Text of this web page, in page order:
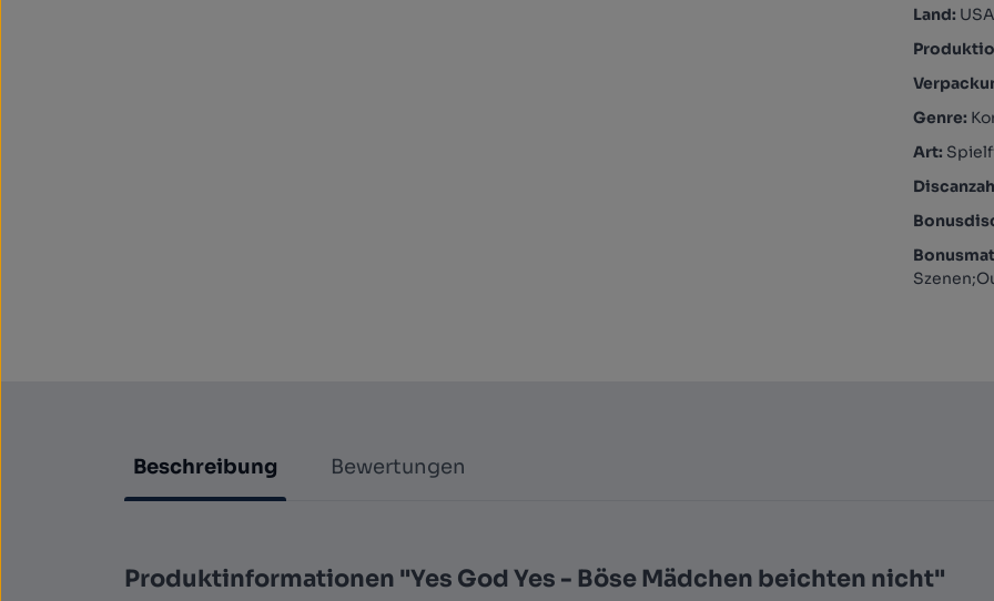
Land: USA
Genre:
Art:
Beschreibung Bewertungen
Produktinformationen "Yes God Yes - Böse Mädchen beichten nicht"